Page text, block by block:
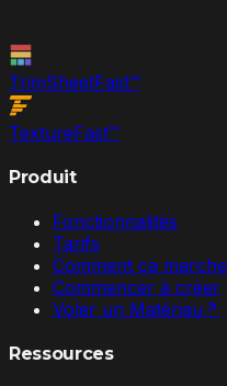
TrimSheetFast™
TextureFast™
Produit
Fonctionnalités
Tarifs
Comment ça marche
Commencer à créer
Voler un Matériau ↗
Ressources